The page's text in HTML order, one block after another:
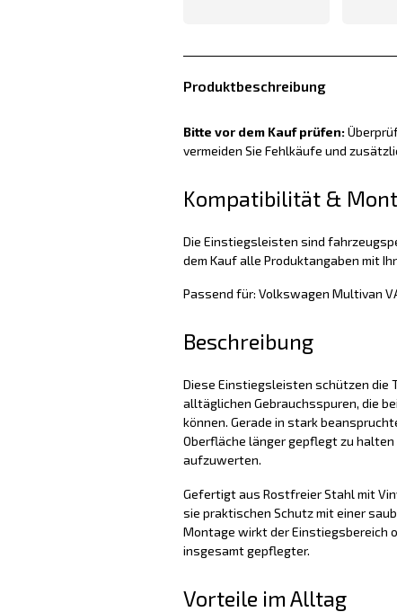
Produktbeschreibung
Bitte vor dem Kauf prüfen:
vermeiden Sie Fehlkäufe und
Kompatibilität &
Die Einstiegsleisten sind
dem Kauf alle Produktangaben mit
Passend für: Volkswagen Multivan
Beschreibung
Diese Einstiegsleisten schützen die
alltäglichen Gebrauchsspuren, die
können. Gerade in stark
Oberfläche länger gepflegt zu
aufzuwerten.
Gefertigt aus Rostfreier Stahl mit
sie praktischen Schutz mit einer
Montage wirkt der Einstiegsbereich
insgesamt gepflegter.
Vorteile im Alltag